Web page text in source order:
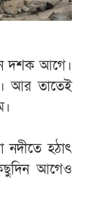
দশক আগে।
আর তাতেই
নদীতে হঠাৎ
আগেও